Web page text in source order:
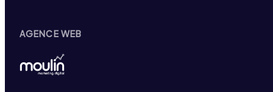
AGENCE WEB